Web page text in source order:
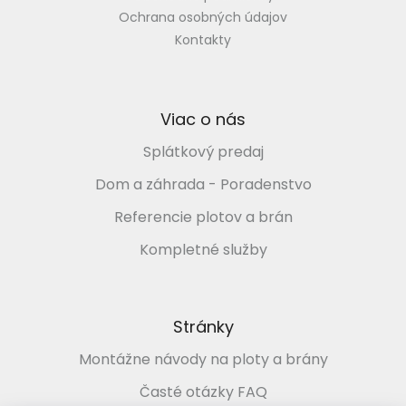
Ochrana osobných údajov
Kontakty
Viac o nás
Splátkový predaj
Dom a záhrada - Poradenstvo
Referencie plotov a brán
Kompletné služby
Stránky
Montážne návody na ploty a brány
Časté otázky FAQ